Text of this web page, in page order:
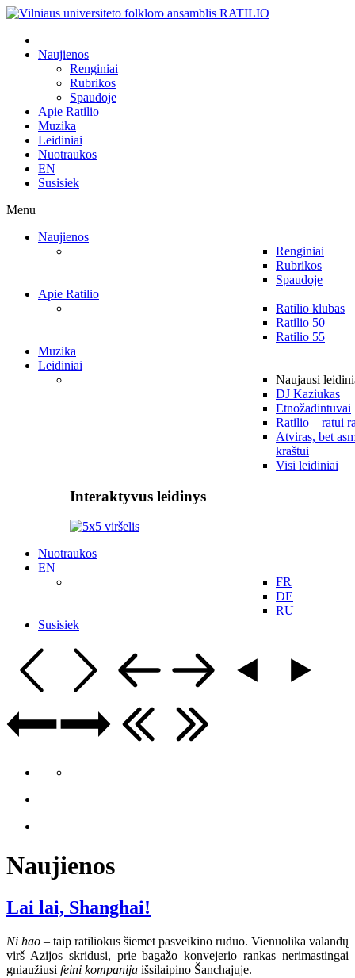
Naujienos
Renginiai
Rubrikos
Spaudoje
Apie Ratilio
Muzika
Leidiniai
Nuotraukos
EN
Susisiek
Menu
Naujienos
Renginiai
Rubrikos
Spaudoje
Apie Ratilio
Ratilio klubas
Ratilio 50
Ratilio 55
Muzika
Leidiniai
Naujausi
DJ Kaziukas
Etnožadintuvai
Ratilio – ratui
Atviras, bet
kraštui
Visi leidiniai
Interaktyvus leidinys
Nuotraukos
EN
FR
DE
RU
Susisiek
Naujienos
Lai lai, Shanghai!
Ni hao – taip ratiliokus šiemet pasveikino ruduo. Vienuolika valandų
virš Azijos skridusi, prie bagažo konvejerio rankas nerimastingai
gniaužiusi feini kompanija išsilaipino Šanchajuje.